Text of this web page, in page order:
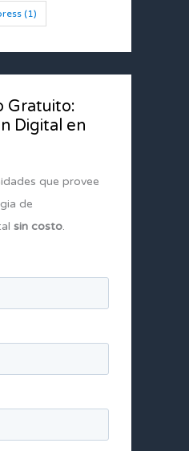
(1)
Gratuito:
Digital en
que provee
de
sin costo.